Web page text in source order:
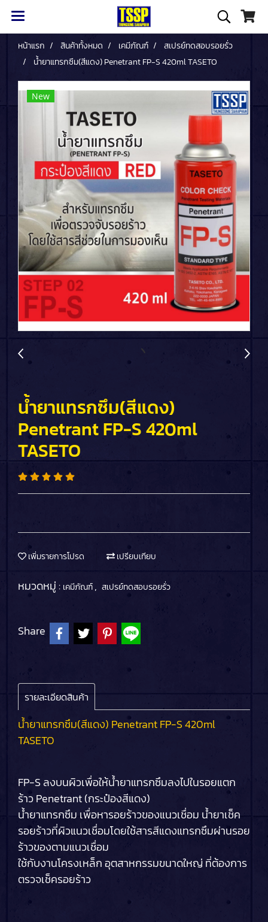
หน้าแรก สินค้าทั้งหมด เคมีภัณฑ์
สเปรย์ทดสอบรอยรั่ว
น้ำยาแทรกซึม(สีแดง) Penetrant FP-S 420ml TASETO
New
น้ำยาแทรกซึม(สีแดง)
Penetrant FP-S 420ml
TASETO
เพิ่มรายการโปรด เปรียบเทียบ
หมวดหมู่ : เคมีภัณฑ์, สเปรย์ทดสอบรอยรั่ว
Share
รายละเอียดสินค้า
น้ำยาแทรกซึม(สีแดง) Penetrant FP-S 420ml
TASETO
FP-S ลงบนผิวเพื่อให้น้ำยาแทรกซึมลงไปในรอยแตก
ร้าว Penetrant (กระป๋องสีแดง)
น้ำยาแทรกซึม เพื่อหารอยร้าวของแนวเชื่อม น้ำยาเช็ค
รอยร้าวที่ผิวแนวเชื่อมโดยใช้สารสีแดงแทรกซึมผ่านรอย
ร้าวของตามแนวเชื่อม
ใช้กับงานโครงเหล็ก อุตสาหกรรมขนาดใหญ่ ที่ต้องการ
ตรวจเช็ครอยร้าว